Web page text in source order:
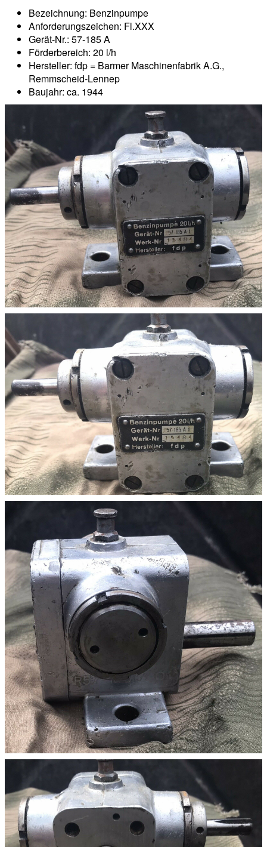
Bezeichnung: Benzinpumpe
Anforderungszeichen: Fl.XXX
Gerät-Nr.: 57-185 A
Förderbereich: 20 l/h
Hersteller: fdp = Barmer Maschinenfabrik A.G.,
Remmscheid-Lennep
Baujahr: ca. 1944